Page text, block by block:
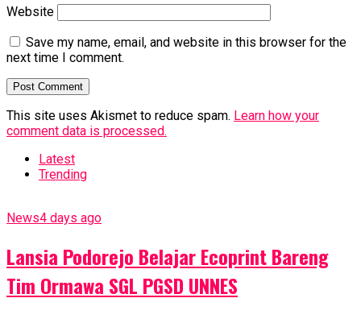
Website
Save my name, email, and website in this browser for the
next time I comment.
This site uses Akismet to reduce spam. Learn how your
comment data is processed.
Latest
Trending
News4 days ago
Lansia Podorejo Belajar Ecoprint Bareng
Tim Ormawa SGL PGSD UNNES